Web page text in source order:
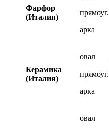
Фарфор
(Италия)
прямоуг.
арка
Керамика
(Италия)
овал
прямоуг.
арка
овал